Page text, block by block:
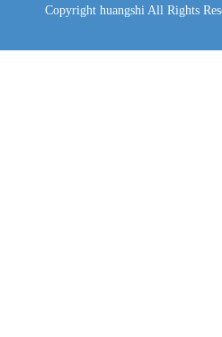
Copyright huangshi All Rights